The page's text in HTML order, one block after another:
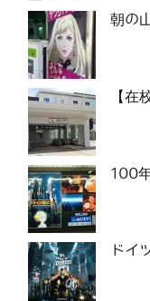
朝の
【在
100
ドイ